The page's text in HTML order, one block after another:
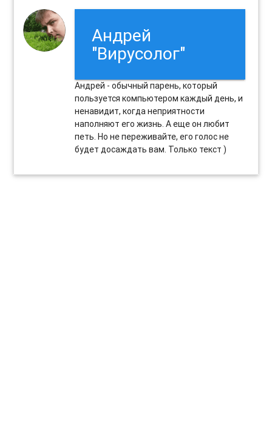
Андрей
"Вирусолог"
Андрей - обычный парень, который
пользуется компьютером каждый день, и
ненавидит, когда неприятности
наполняют его жизнь. А еще он любит
петь. Но не переживайте, его голос не
будет досаждать вам. Только текст )